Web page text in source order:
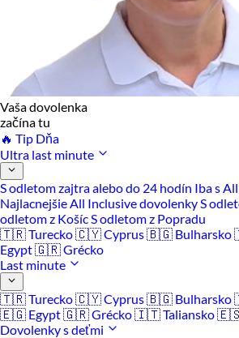
Vaša dovolenka
začína tu
🔥 Tip Dňa
Ultra last minute
S odletom zajtra alebo do 24 hodín Iba s
Najlacnejšie All Inclusive dovolenkyS
odletom z KošícS odletom z Popradu
🇹🇷 Turecko🇨🇾 Cyprus🇧🇬 Bulharsko
Egypt🇬🇷 Grécko
Last minute
🇹🇷 Turecko🇨🇾 Cyprus🇧🇬 Bulharsko
🇪🇬 Egypt🇬🇷 Grécko🇮🇹 Taliansko🇪🇸
Dovolenky s deťmi
Povoliť vybrané
Odmietnuť